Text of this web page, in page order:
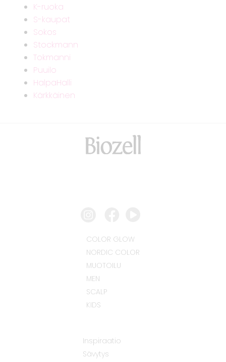
K-ruoka
S-kaupat
Sokos
Stockmann
Tokmanni
Puuilo
HalpaHalli
Kärkkäinen
COLOR GLOW
NORDIC COLOR
MUOTOILU
MEN
SCALP
KIDS
Inspiraatio
Sävytys